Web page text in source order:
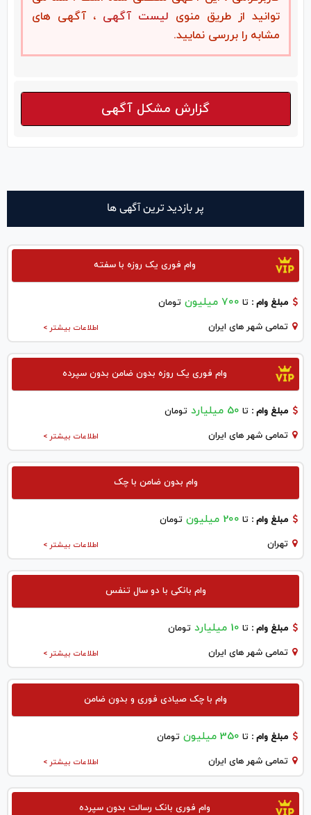
توانید از طریق منوی لیست آگهی، آگهی های
مشابه را بررسی نمایید.
گزارش مشکل آگهی
پر بازدید ترین آگهی ها
وام فوری یک روزه با سفته
مبلغ وام : تا 700 میلیون تومان
اطلاعات بیشتر > تمامی شهر های ایران
وام فوری یک روزه بدون ضامن بدون سپرده
مبلغ وام : تا 50 میلیارد تومان
اطلاعات بیشتر > تمامی شهر های ایران
وام بدون ضامن با چک
مبلغ وام : تا 200 میلیون تومان
اطلاعات بیشتر > تهران
وام بانکی با دو سال تنفس
مبلغ وام : تا 10 میلیارد تومان
اطلاعات بیشتر > تمامی شهر های ایران
وام با چک صیادی فوری و بدون ضامن
مبلغ وام : تا 350 میلیون تومان
اطلاعات بیشتر > تمامی شهر های ایران
وام فوری بانک رسالت بدون سپرده